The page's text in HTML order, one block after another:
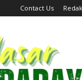
Contact Us